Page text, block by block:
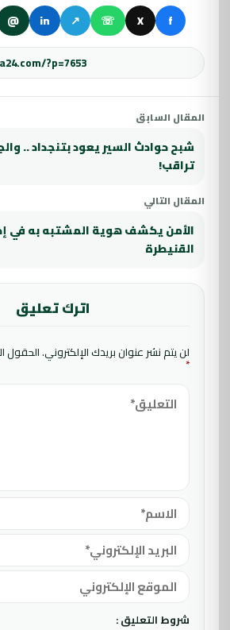
f
X
☏
↗
in
@
المقال السابق
شبح حوادث السير يعود بتنجداد ..
تراقب!
المقال التالي
الأمن يكشف هوية المشتبه به في
القنيطرة
اترك تعليق
لن يتم نشر عنوان بريدك الإلكتروني.الحقول
*
شروط التعليق :